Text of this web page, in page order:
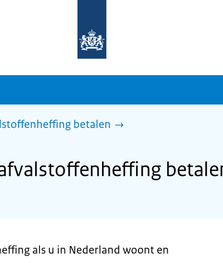
homepage
sdg.rijksoverheid.nl
betalen
als u in Nederland woont en